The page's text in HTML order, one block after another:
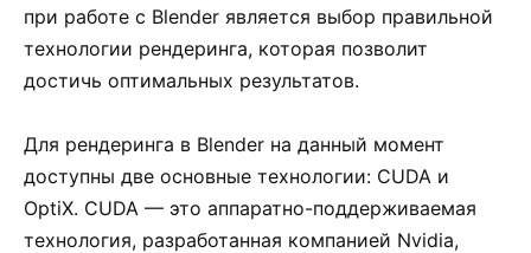
при работе с Blender является выбор правильной
технологии рендеринга, которая позволит
достичь оптимальных результатов.
Для рендеринга в Blender на данный момент
доступны две основные технологии: CUDA и
OptiX. CUDA — это аппаратно-поддерживаемая
технология, разработанная компанией Nvidia,